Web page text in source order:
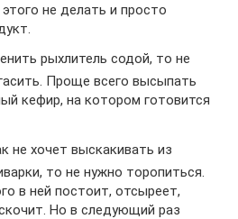
не делать и просто
рыхлитель содой, то не
Проще всего высыпать
кефир, на котором готовится
не хочет выскакивать из
то не нужно торопиться.
в ней постоит, отсыреет,
Но в следующий раз